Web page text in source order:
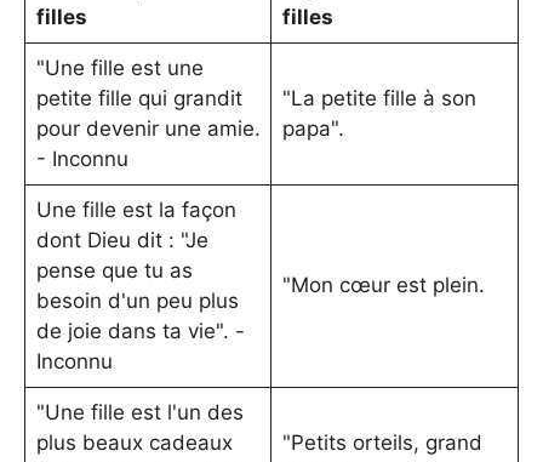
filles
filles
"Une fille est une
petite fille qui grandit
pour devenir une amie.
- Inconnu
"La petite fille à son
papa".
Une fille est la façon
dont Dieu dit : "Je
pense que tu as
besoin d'un peu plus
de joie dans ta vie". -
Inconnu
"Mon cœur est plein.
"Une fille est l'un des
plus beaux cadeaux
"Petits orteils, grand